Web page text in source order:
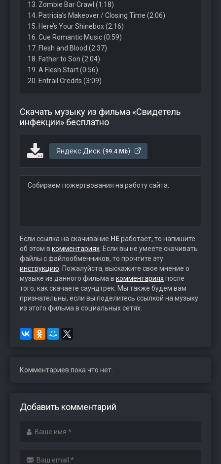
13. Zombie Bar Crawl (1:18)
14. Patricia’s Makeover / Closing Time (2:06)
15. Here’s Your Shinebox (2:16)
16. Cue Romantic Music (0:59)
17. Flesh and Blood (2:37)
18. Father to Son (2:04)
19. A Flesh Start (0:56)
20. Entrail Credits (3:09)
Скачать музыку из фильма «Свидетель
инфекции» бесплатно
Яндекс.Диск (99.4 Mb)
Собираем пожертвования на работу сайта:
Если ссылка на скачивание НЕработает, то напишите
об этом в комментариях . Если вы не умеете скачивать
файлы с файлообменников, то прочтите эту
инструкцию . Пожалуйста, выскажите свое мнение о
музыке из данного фильма в комментарияхпосле
того, как скачаете саундтрек. Мы также будем вам
признательны, если вы поделитесь ссылкой на музыку
из этого фильма в социальных сетях.
Комментариев пока что нет.
Добавить комментарий